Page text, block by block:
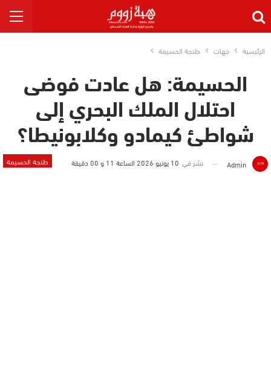
الرئيسية جهات طنجة الحسيمة
الحسيمة: هل عادت فوضى
احتلال الملك البحري إلى
شواطئ كيمادو وكلابونيطا؟
طنجة الحسيمة Admin نشر في 10 يونيو 2026 الساعة 11 و 00 دقيقة